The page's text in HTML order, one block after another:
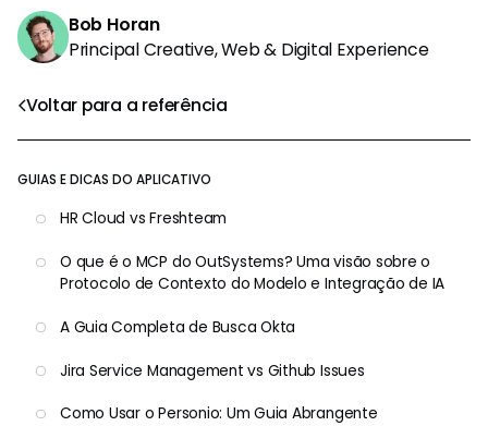
Voltar para a referência
GUIAS E DICAS DO APLICATIVO
HR Cloud vs Freshteam
O que é o MCP do OutSystems? Uma visão sobre o
Protocolo de Contexto do Modelo e Integração de IA
A Guia Completa de Busca Okta
Jira Service Management vs Github Issues
Como Usar o Personio: Um Guia Abrangente
Bob Horan
Principal Creative, Web & Digital Experience